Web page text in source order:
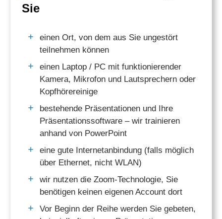
Sie
einen Ort, von dem aus Sie ungestört
teilnehmen können
einen Laptop / PC mit funktionierender
Kamera, Mikrofon und Lautsprechern oder
Kopfhörereinige
bestehende Präsentationen und Ihre
Präsentationssoftware – wir trainieren
anhand von PowerPoint
eine gute Internetanbindung (falls möglich
über Ethernet, nicht WLAN)
wir nutzen die Zoom-Technologie, Sie
benötigen keinen eigenen Account dort
Vor Beginn der Reihe werden Sie gebeten,